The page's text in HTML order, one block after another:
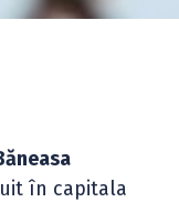
în capitala